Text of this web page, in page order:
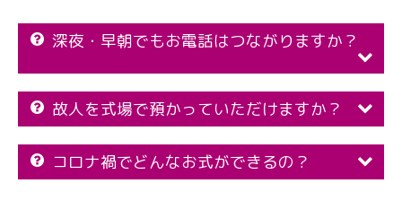
深夜・早朝でもお電話はつながりますか？
故人を式場で預かっていただけますか？
コロナ禍でどんなお式ができるの？